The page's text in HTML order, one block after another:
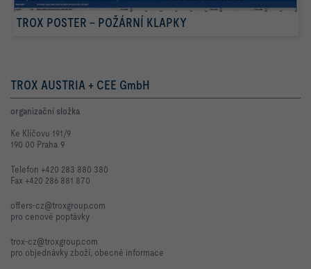
TROX POSTER – POŽÁRNÍ KLAPKY
TROX AUSTRIA + CEE GmbH
organizační složka
Ke Klíčovu 191/9
190 00 Praha 9
Telefon +420 283 880 380
Fax +420 286 881 870
offers-cz@troxgroup.com
pro cenové poptávky
trox-cz@troxgroup.com
pro objednávky zboží, obecné informace